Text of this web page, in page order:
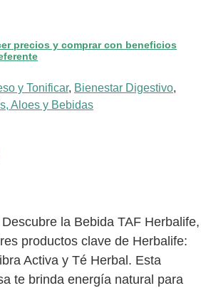
precios y comprar con beneficios
y Tonificar, Bienestar Digestivo,
Aloes y Bebidas
Descubre la Bebida TAF Herbalife,
productos clave de Herbalife:
Activa y Té Herbal. Esta
te brinda energía natural para